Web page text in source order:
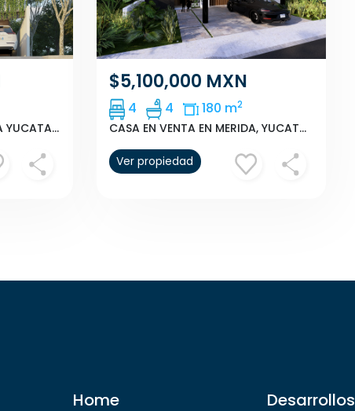
CASA EN VENTA EN MERIDA YUCATAN ALTOZANO
$5,100,000 MXN
4 4 180 m2
CASA EN VENTA EN MERIDA, YUCATAN EN PRIVADA ALTOZANO
Ver propiedad
Home Desarrollos